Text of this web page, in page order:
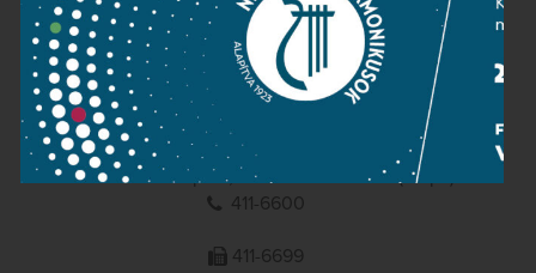
NEMZETI
FILHARMONIKUSOK
1095 Budapest, Komor Marcell u. 1. (Müpa)
411-6600
411-6699